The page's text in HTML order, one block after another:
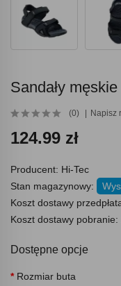
Sandały
(0) Napisz
124.99 zł
Producent: Hi-Tec
Stan magazynowy:
Koszt dostawy
Koszt dostawy pobranie:
Dostępne opcje
Rozmiar buta